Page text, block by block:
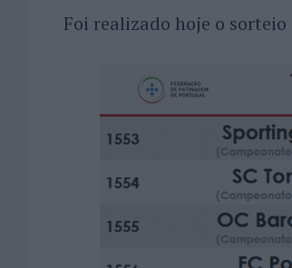
Foi realizado hoje o